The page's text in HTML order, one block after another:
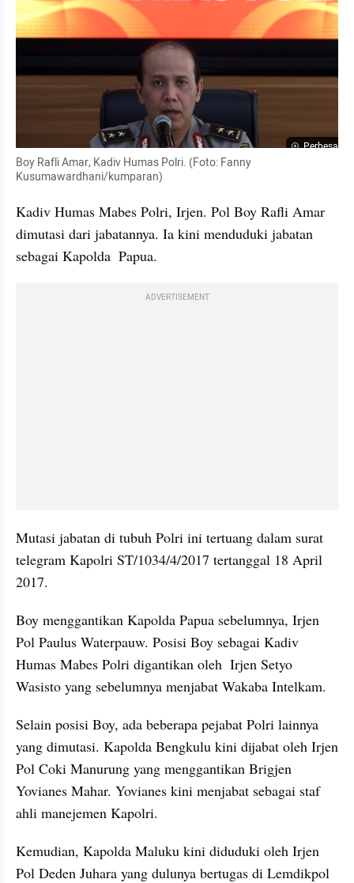
Perbesar
Boy Rafli Amar, Kadiv Humas Polri. (Foto: Fanny
Kusumawardhani/kumparan)
Kadiv Humas Mabes Polri, Irjen. Pol Boy Rafli Amar
dimutasi dari jabatannya. Ia kini menduduki jabatan
sebagai Kapolda  Papua.
ADVERTISEMENT
Mutasi jabatan di tubuh Polri ini tertuang dalam surat
telegram Kapolri ST/1034/4/2017 tertanggal 18 April
2017.
Boy menggantikan Kapolda Papua sebelumnya, Irjen
Pol Paulus Waterpauw. Posisi Boy sebagai Kadiv
Humas Mabes Polri digantikan oleh  Irjen Setyo
Wasisto yang sebelumnya menjabat Wakaba Intelkam.
Selain posisi Boy, ada beberapa pejabat Polri lainnya
yang dimutasi. Kapolda Bengkulu kini dijabat oleh Irjen
Pol Coki Manurung yang menggantikan Brigjen
Yovianes Mahar. Yovianes kini menjabat sebagai staf
ahli manejemen Kapolri.
Kemudian, Kapolda Maluku kini diduduki oleh Irjen
Pol Deden Juhara yang dulunya bertugas di Lemdikpol